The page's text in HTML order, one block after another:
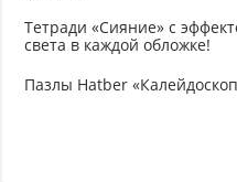
Тетради «Сияние» с
света в каждой обложке!
Пазлы Hatber